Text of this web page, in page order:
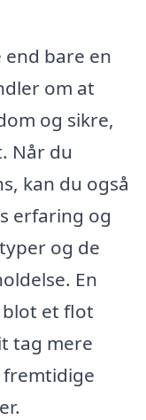
end bare en
om at
og sikre,
Når du
kan du også
erfaring og
og de
En
blot et flot
tag mere